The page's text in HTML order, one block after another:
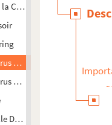
Comédie française
Gras
Gras
Duchesmois